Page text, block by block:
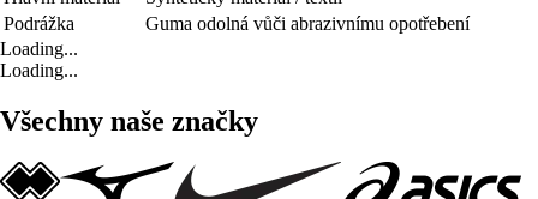
Podrážka
Guma odolná vůči abrazivnímu opotřebení
Loading...
Loading...
Všechny naše značky